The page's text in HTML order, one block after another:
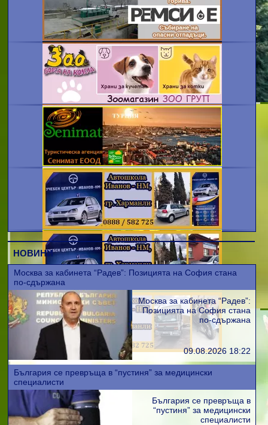
НОВИНИ
Москва за кабинета “Радев”: Позицията на София стана
по-сдържана
Москва за кабинета “Радев”:
Позицията на София стана
по-сдържана
09.08.2026 18:22
България се превръща в “пустиня” за медицински
специалисти
България се превръща в
“пустиня” за медицински
специалисти